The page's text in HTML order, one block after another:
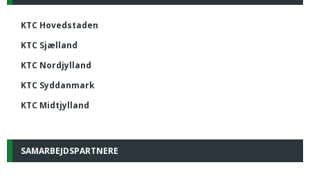
KTC Hovedstaden
KTC Sjælland
KTC Nordjylland
KTC Syddanmark
KTC Midtjylland
SAMARBEJDSPARTNERE